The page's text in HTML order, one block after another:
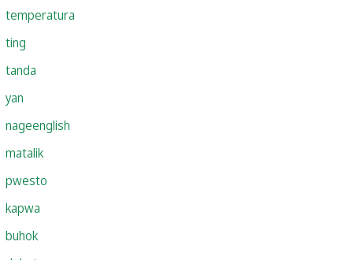
temperatura
ting
tanda
yan
nageenglish
matalik
pwesto
kapwa
buhok